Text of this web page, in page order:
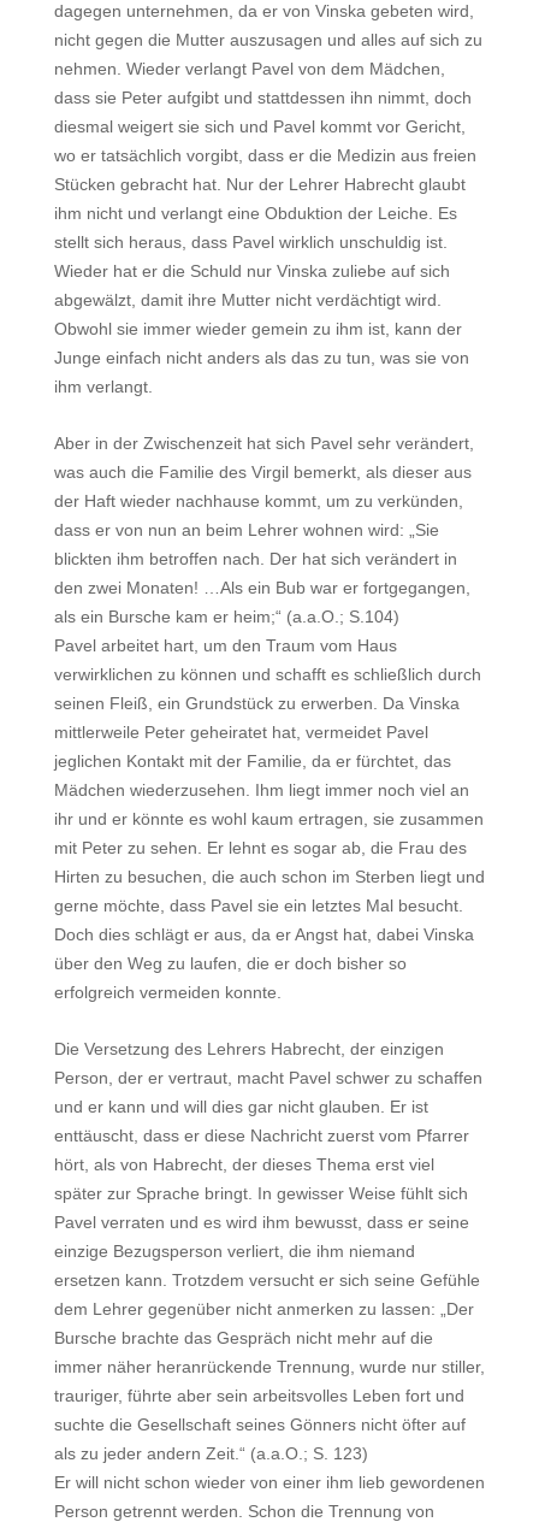
dagegen unternehmen, da er von Vinska gebeten wird,
nicht gegen die Mutter auszusagen und alles auf sich zu
nehmen. Wieder verlangt Pavel von dem Mädchen,
dass sie Peter aufgibt und stattdessen ihn nimmt, doch
diesmal weigert sie sich und Pavel kommt vor Gericht,
wo er tatsächlich vorgibt, dass er die Medizin aus freien
Stücken gebracht hat. Nur der Lehrer Habrecht glaubt
ihm nicht und verlangt eine Obduktion der Leiche. Es
stellt sich heraus, dass Pavel wirklich unschuldig ist.
Wieder hat er die Schuld nur Vinska zuliebe auf sich
abgewälzt, damit ihre Mutter nicht verdächtigt wird.
Obwohl sie immer wieder gemein zu ihm ist, kann der
Junge einfach nicht anders als das zu tun, was sie von
ihm verlangt.
Aber in der Zwischenzeit hat sich Pavel sehr verändert,
was auch die Familie des Virgil bemerkt, als dieser aus
der Haft wieder nachhause kommt, um zu verkünden,
dass er von nun an beim Lehrer wohnen wird: „Sie
blickten ihm betroffen nach. Der hat sich verändert in
den zwei Monaten! …Als ein Bub war er fortgegangen,
als ein Bursche kam er heim;“ (a.a.O.; S.104)
Pavel arbeitet hart, um den Traum vom Haus
verwirklichen zu können und schafft es schließlich durch
seinen Fleiß, ein Grundstück zu erwerben. Da Vinska
mittlerweile Peter geheiratet hat, vermeidet Pavel
jeglichen Kontakt mit der Familie, da er fürchtet, das
Mädchen wiederzusehen. Ihm liegt immer noch viel an
ihr und er könnte es wohl kaum ertragen, sie zusammen
mit Peter zu sehen. Er lehnt es sogar ab, die Frau des
Hirten zu besuchen, die auch schon im Sterben liegt und
gerne möchte, dass Pavel sie ein letztes Mal besucht.
Doch dies schlägt er aus, da er Angst hat, dabei Vinska
über den Weg zu laufen, die er doch bisher so
erfolgreich vermeiden konnte.
Die Versetzung des Lehrers Habrecht, der einzigen
Person, der er vertraut, macht Pavel schwer zu schaffen
und er kann und will dies gar nicht glauben. Er ist
enttäuscht, dass er diese Nachricht zuerst vom Pfarrer
hört, als von Habrecht, der dieses Thema erst viel
später zur Sprache bringt. In gewisser Weise fühlt sich
Pavel verraten und es wird ihm bewusst, dass er seine
einzige Bezugsperson verliert, die ihm niemand
ersetzen kann. Trotzdem versucht er sich seine Gefühle
dem Lehrer gegenüber nicht anmerken zu lassen: „Der
Bursche brachte das Gespräch nicht mehr auf die
immer näher heranrückende Trennung, wurde nur stiller,
trauriger, führte aber sein arbeitsvolles Leben fort und
suchte die Gesellschaft seines Gönners nicht öfter auf
als zu jeder andern Zeit.“ (a.a.O.; S. 123)
Er will nicht schon wieder von einer ihm lieb gewordenen
Person getrennt werden. Schon die Trennung von